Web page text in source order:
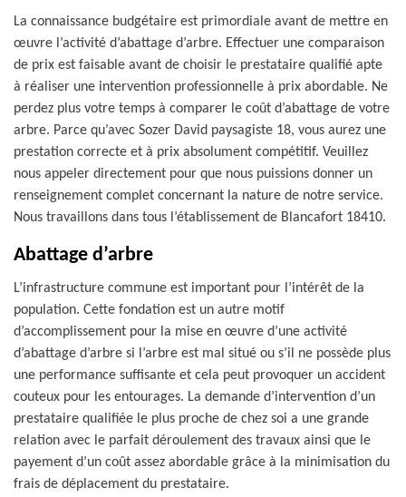
La connaissance budgétaire est primordiale avant de mettre en
œuvre l’activité d’abattage d’arbre. Effectuer une comparaison
de prix est faisable avant de choisir le prestataire qualifié apte
à réaliser une intervention professionnelle à prix abordable. Ne
perdez plus votre temps à comparer le coût d’abattage de votre
arbre. Parce qu’avec Sozer David paysagiste 18, vous aurez une
prestation correcte et à prix absolument compétitif. Veuillez
nous appeler directement pour que nous puissions donner un
renseignement complet concernant la nature de notre service.
Nous travaillons dans tous l’établissement de Blancafort 18410.
Abattage d’arbre
L’infrastructure commune est important pour l’intérêt de la
population. Cette fondation est un autre motif
d’accomplissement pour la mise en œuvre d’une activité
d’abattage d’arbre si l’arbre est mal situé ou s’il ne possède plus
une performance suffisante et cela peut provoquer un accident
couteux pour les entourages. La demande d’intervention d’un
prestataire qualifiée le plus proche de chez soi a une grande
relation avec le parfait déroulement des travaux ainsi que le
payement d’un coût assez abordable grâce à la minimisation du
frais de déplacement du prestataire.